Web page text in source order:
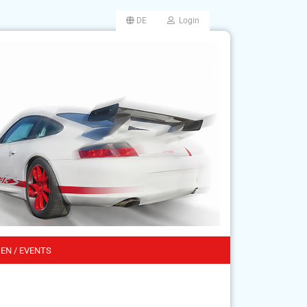
DE Login
/ EVENTS